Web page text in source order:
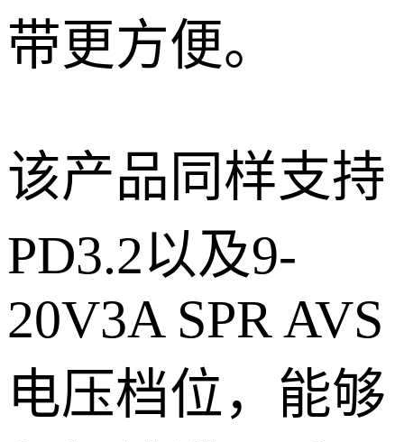
带更方便。
该产品同样支持
PD3.2以及9-
20V3A SPR AVS
电压档位，能够